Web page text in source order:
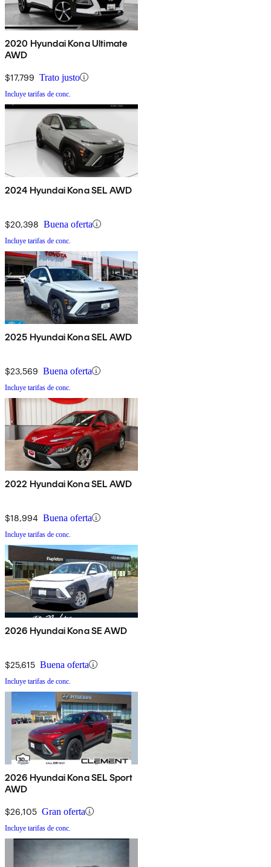
2020 Hyundai Kona Ultimate
AWD
$17,799 Trato justo
Incluye tarifas de conc.
2024 Hyundai Kona SEL AWD
$20,398 Buena oferta
Incluye tarifas de conc.
2025 Hyundai Kona SEL AWD
$23,569 Buena oferta
Incluye tarifas de conc.
2022 Hyundai Kona SEL AWD
$18,994 Buena oferta
Incluye tarifas de conc.
2026 Hyundai Kona SE AWD
$25,615 Buena oferta
Incluye tarifas de conc.
2026 Hyundai Kona SEL Sport
AWD
$26,105 Gran oferta
Incluye tarifas de conc.